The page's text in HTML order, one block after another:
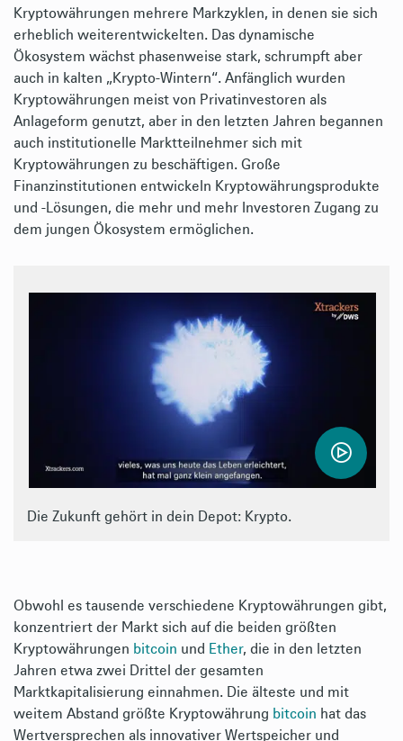
Kryptowährungen mehrere Markzyklen, in denen sie sich
erheblich weiterentwickelten. Das dynamische
Ökosystem wächst phasenweise stark, schrumpft aber
auch in kalten „Krypto-Wintern“. Anfänglich wurden
Kryptowährungen meist von Privatinvestoren als
Anlageform genutzt, aber in den letzten Jahren begannen
auch institutionelle Marktteilnehmer sich mit
Kryptowährungen zu beschäftigen. Große
Finanzinstitutionen entwickeln Kryptowährungsprodukte
und -Lösungen, die mehr und mehr Investoren Zugang zu
dem jungen Ökosystem ermöglichen.
Die Zukunft gehört in dein Depot: Krypto.
Obwohl es tausende verschiedene Kryptowährungen gibt,
konzentriert der Markt sich auf die beiden größten
Kryptowährungen bitcoin und Ether, die in den letzten
Jahren etwa zwei Drittel der gesamten
Marktkapitalisierung einnahmen. Die älteste und mit
weitem Abstand größte Kryptowährung bitcoin hat das
Wertversprechen als innovativer Wertspeicher und